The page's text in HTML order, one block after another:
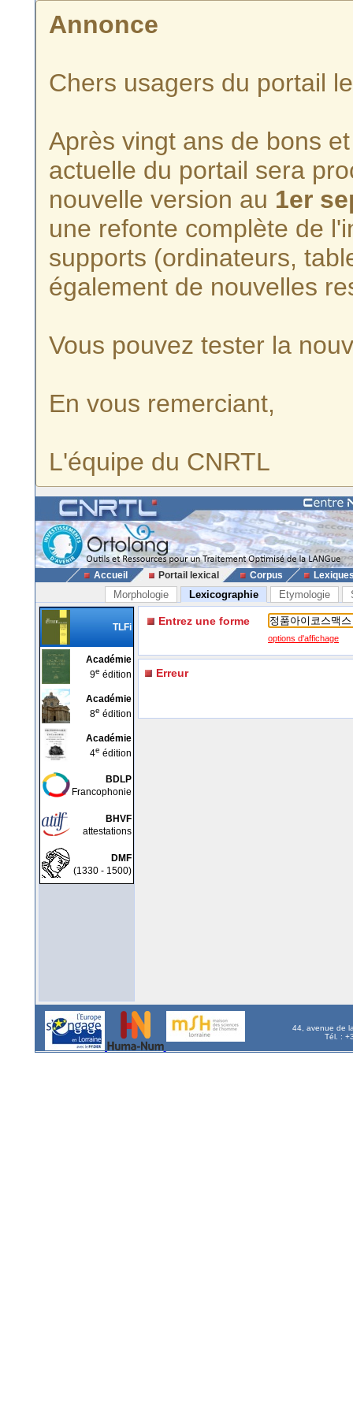
Annonce
Chers usagers du portail
Après vingt ans de bons
actuelle du portail sera
nouvelle version au 1er
une refonte complète de
supports (ordinateurs,
également de nouvelles
Vous pouvez tester la
En vous remerciant,
L'équipe du CNRTL
Accueil Portail lexical Corpus
Morphologie Lexicographie Etymologie
TLFi
Académie
9e édition
Académie
8e édition
Académie
4e édition
BDLP
Francophonie
BHVF
attestations
DMF
(1330 - 1500)
Entrez une forme
options d'affichage
Erreur
44, avenue de
Tél. :